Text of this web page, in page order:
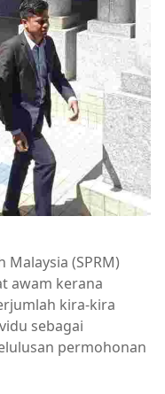
Malaysia (SPRM)
awam kerana
kira-kira
sebagai
permohonan